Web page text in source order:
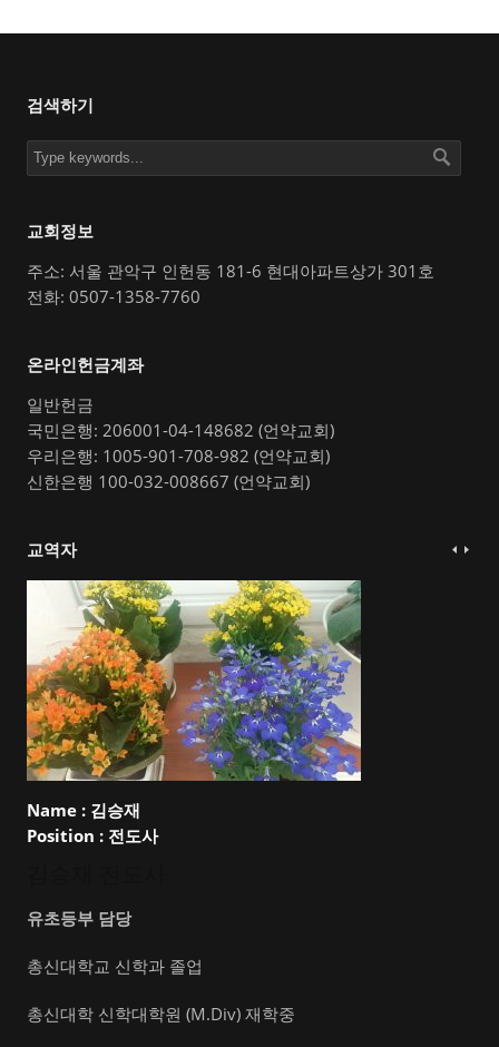
검색하기
교회정보
주소: 서울 관악구 인헌동 181-6 현대아파트상가 301호
전화: 0507-1358-7760
온라인헌금계좌
일반헌금
국민은행: 206001-04-148682 (언약교회)
우리은행: 1005-901-708-982 (언약교회)
신한은행 100-032-008667 (언약교회)
교역자
Name : 김승재
Position : 전도사
유초등부 담당
총신대학교 신학과 졸업
총신대학 신학대학원 (M.Div) 재학중